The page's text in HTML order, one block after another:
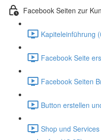
Facebook Seiten zur
Kapiteleinführung
Facebook Seite
Facebook Seiten
Button erstellen
Shop und